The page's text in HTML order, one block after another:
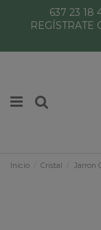
637 23 18
REGÍSTRATE
Inicio Cristal Jarron